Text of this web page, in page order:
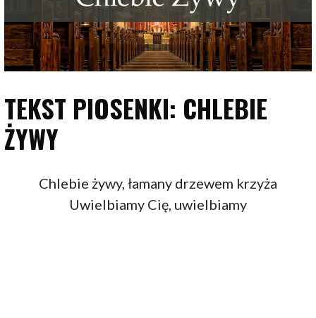
TEKST PIOSENKI: CHLEBIE
ŻYWY
Chlebie żywy, łamany drzewem krzyża
Uwielbiamy Cię, uwielbiamy